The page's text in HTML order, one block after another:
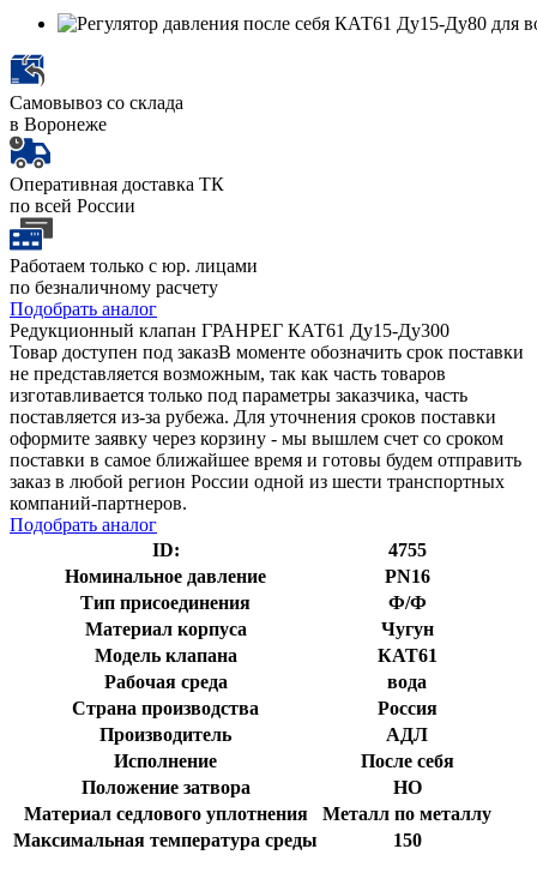
Самовывоз со склада
в Воронеже
Оперативная доставка ТК
по всей России
Работаем только с юр. лицами
по безналичному расчету
Подобрать аналог
Редукционный клапан ГРАНРЕГ КАТ61 Ду15-Ду300
Товар доступен под заказВ моменте обозначить срок поставки
не представляется возможным, так как часть товаров
изготавливается только под параметры заказчика, часть
поставляется из-за рубежа. Для уточнения сроков поставки
оформите заявку через корзину - мы вышлем счет со сроком
поставки в самое ближайшее время и готовы будем отправить
заказ в любой регион России одной из шести транспортных
компаний-партнеров.
Подобрать аналог
ID:
4755
Номинальное давление
PN16
Тип присоединения
Ф/Ф
Материал корпуса
Чугун
Модель клапана
КАТ61
Рабочая среда
вода
Страна производства
Россия
Производитель
АДЛ
Исполнение
После себя
Положение затвора
НО
Материал седлового уплотнения
Металл по металлу
Максимальная температура среды
150